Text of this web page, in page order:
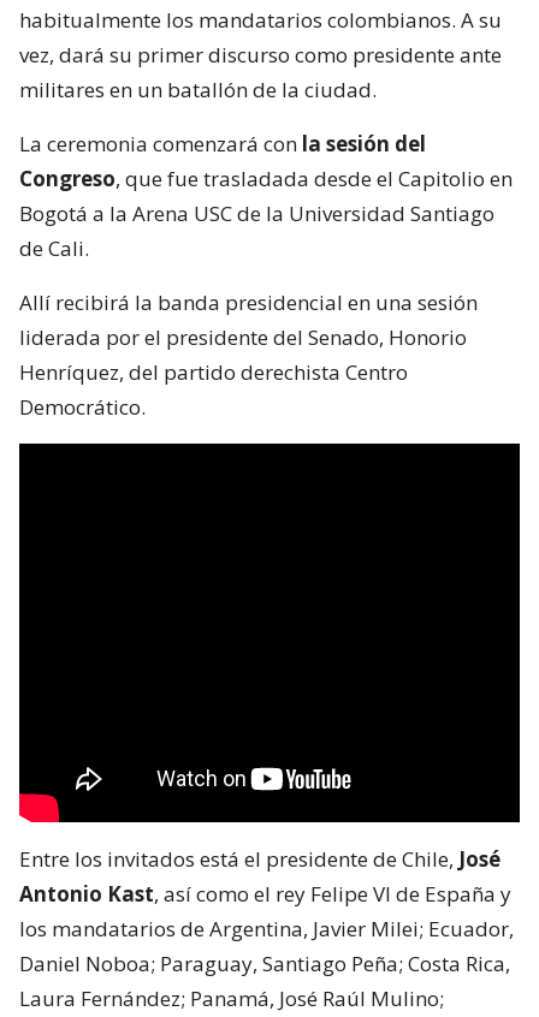
habitualmente los mandatarios colombianos. A su
vez, dará su primer discurso como presidente ante
militares en un batallón de la ciudad.
La ceremonia comenzará con la sesión del
Congreso, que fue trasladada desde el Capitolio en
Bogotá a la Arena USC de la Universidad Santiago
de Cali.
Allí recibirá la banda presidencial en una sesión
liderada por el presidente del Senado, Honorio
Henríquez, del partido derechista Centro
Democrático.
Entre los invitados está el presidente de Chile, José
Antonio Kast, así como el rey Felipe VI de España y
los mandatarios de Argentina, Javier Milei; Ecuador,
Daniel Noboa; Paraguay, Santiago Peña; Costa Rica,
Laura Fernández; Panamá, José Raúl Mulino;